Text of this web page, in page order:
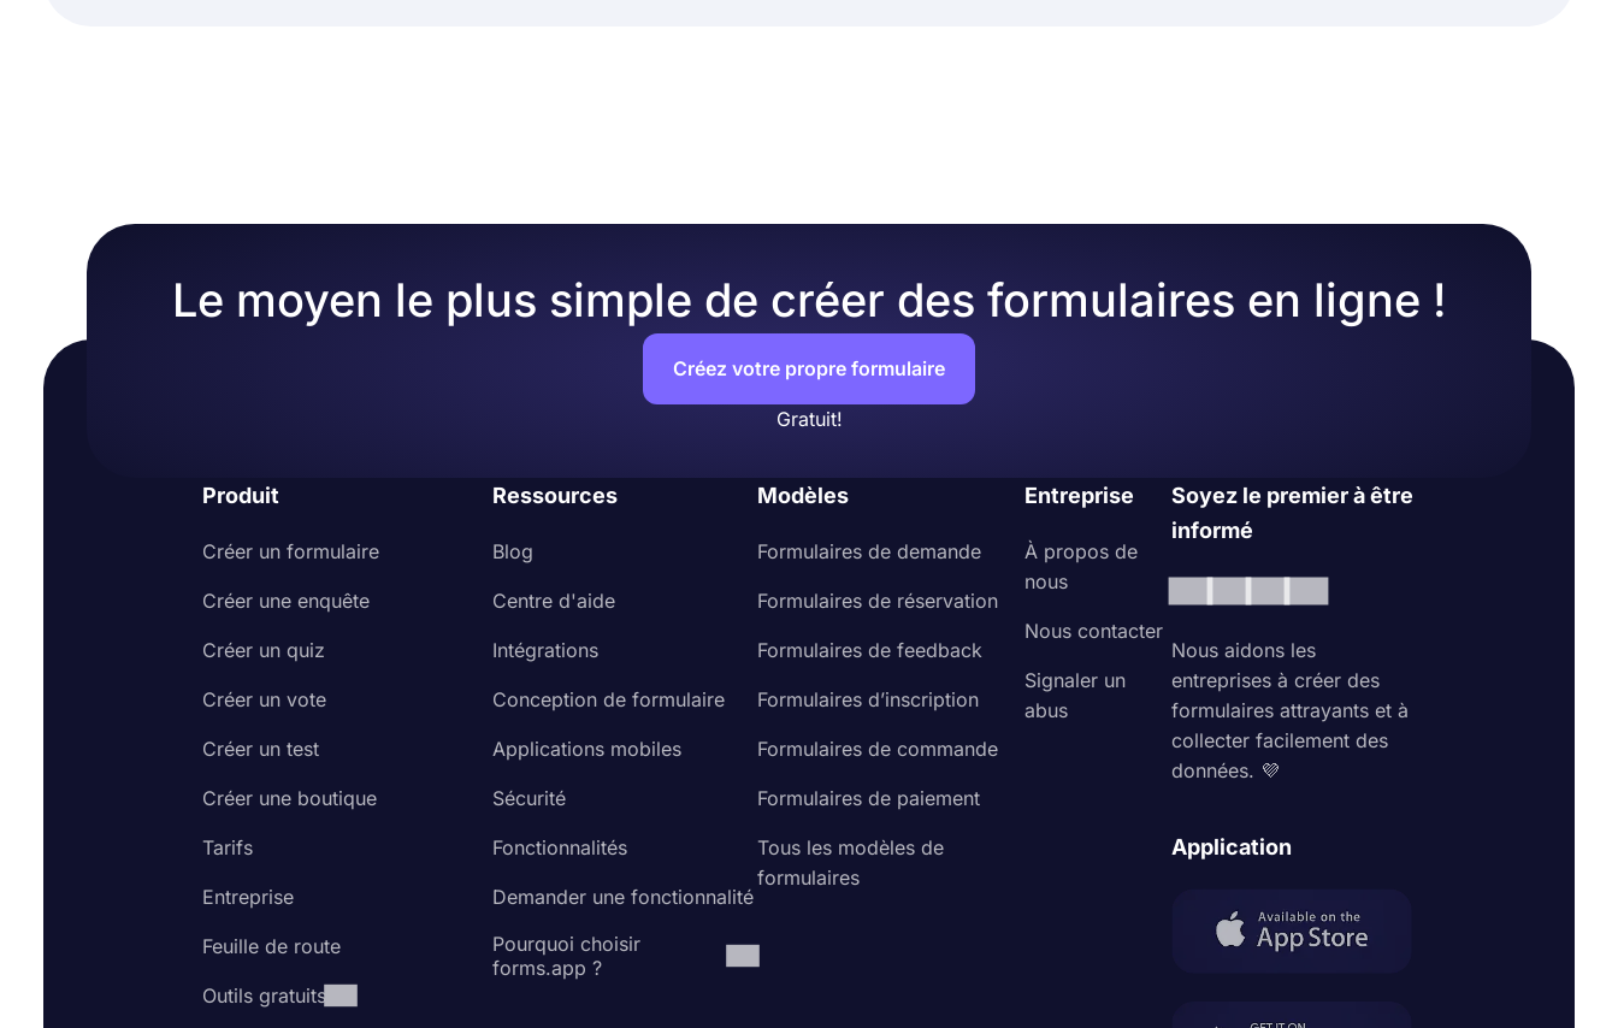
Le moyen le plus simple de créer des formulaires en ligne !
Créez votre propre formulaire
Gratuit!
Produit
Créer un formulaire
Créer une enquête
Créer un quiz
Créer un vote
Créer un test
Créer une boutique
Tarifs
Entreprise
Feuille de route
Outils gratuits
Ressources
Blog
Centre d'aide
Intégrations
Conception de formulaire
Applications mobiles
Sécurité
Fonctionnalités
Demander une fonctionnalité
Pourquoi choisir
forms.app ?
Modèles
Formulaires de demande
Formulaires de réservation
Formulaires de feedback
Formulaires d’inscription
Formulaires de commande
Formulaires de paiement
Tous les modèles de
formulaires
Entreprise
À propos de
nous
Nous contacter
Signaler un
abus
Soyez le premier à être
informé
Nous aidons les
entreprises à créer des
formulaires attrayants et à
collecter facilement des
données. 💜
Application